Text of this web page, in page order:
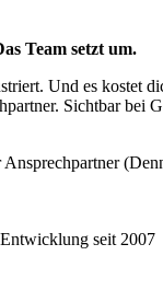
Team setzt um.
Und es kostet
Sichtbar
Ansprechpartner